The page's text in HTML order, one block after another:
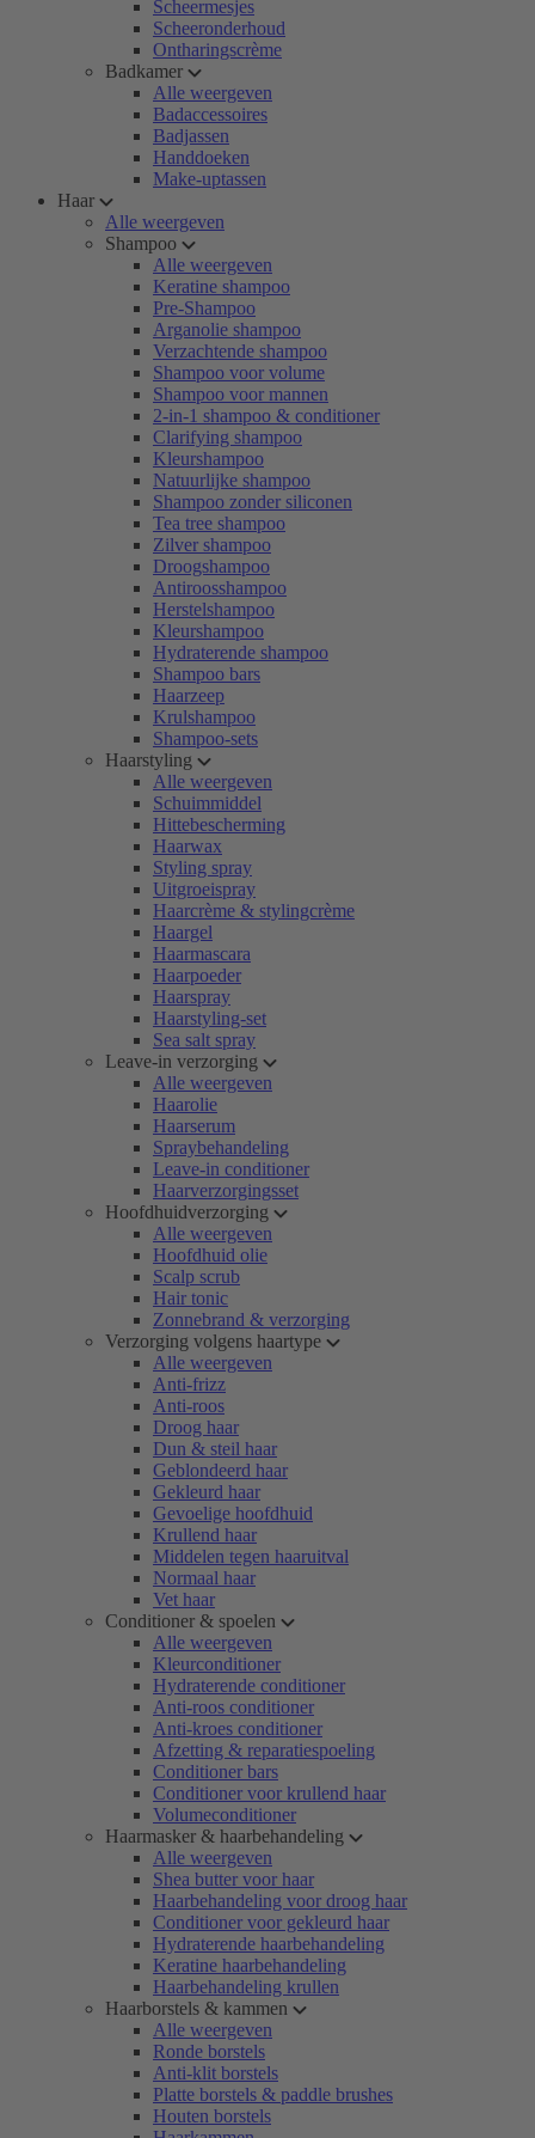
Scheermesjes
Scheeronderhoud
Ontharingscrème
Badkamer
Alle weergeven
Badaccessoires
Badjassen
Handdoeken
Make-uptassen
Haar
Alle weergeven
Shampoo
Alle weergeven
Keratine shampoo
Pre-Shampoo
Arganolie shampoo
Verzachtende shampoo
Shampoo voor volume
Shampoo voor mannen
2-in-1 shampoo & conditioner
Clarifying shampoo
Kleurshampoo
Natuurlijke shampoo
Shampoo zonder siliconen
Tea tree shampoo
Zilver shampoo
Droogshampoo
Antiroosshampoo
Herstelshampoo
Kleurshampoo
Hydraterende shampoo
Shampoo bars
Haarzeep
Krulshampoo
Shampoo-sets
Haarstyling
Alle weergeven
Schuimmiddel
Hittebescherming
Haarwax
Styling spray
Uitgroeispray
Haarcrème & stylingcrème
Haargel
Haarmascara
Haarpoeder
Haarspray
Haarstyling-set
Sea salt spray
Leave-in verzorging
Alle weergeven
Haarolie
Haarserum
Spraybehandeling
Leave-in conditioner
Haarverzorgingsset
Hoofdhuidverzorging
Alle weergeven
Hoofdhuid olie
Scalp scrub
Hair tonic
Zonnebrand & verzorging
Verzorging volgens haartype
Alle weergeven
Anti-frizz
Anti-roos
Droog haar
Dun & steil haar
Geblondeerd haar
Gekleurd haar
Gevoelige hoofdhuid
Krullend haar
Middelen tegen haaruitval
Normaal haar
Vet haar
Conditioner & spoelen
Alle weergeven
Kleurconditioner
Hydraterende conditioner
Anti-roos conditioner
Anti-kroes conditioner
Afzetting & reparatiespoeling
Conditioner bars
Conditioner voor krullend haar
Volumeconditioner
Haarmasker & haarbehandeling
Alle weergeven
Shea butter voor haar
Haarbehandeling voor droog haar
Conditioner voor gekleurd haar
Hydraterende haarbehandeling
Keratine haarbehandeling
Haarbehandeling krullen
Haarborstels & kammen
Alle weergeven
Ronde borstels
Anti-klit borstels
Platte borstels & paddle brushes
Houten borstels